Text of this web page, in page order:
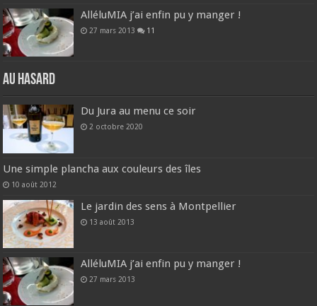
AlléluMIA j’ai enfin pu y manger !
27 mars 2013 11
Au hasard
Du Jura au menu ce soir
2 octobre 2020
Une simple plancha aux couleurs des îles
10 août 2012
Le jardin des sens à Montpellier
13 août 2013
AlléluMIA j’ai enfin pu y manger !
27 mars 2013